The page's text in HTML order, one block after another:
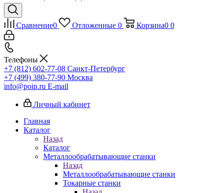
Сравнение0 Отложенные 0 Корзина0 0
Телефоны
+7 (812) 602-77-08 Санкт-Петербург
+7 (499) 380-77-90 Москва
info@poip.ru E-mail
Личный кабинет
Главная
Каталог
Назад
Каталог
Металлообрабатывающие станки
Назад
Металлообрабатывающие станки
Токарные станки